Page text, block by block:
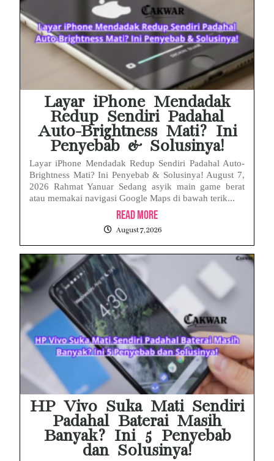
Layar iPhone Mendadak
Redup Sendiri Padahal
Auto-Brightness Mati? Ini
Penyebab & Solusinya!
Layar iPhone Mendadak Redup Sendiri Padahal Auto-
Brightness Mati? Ini Penyebab & Solusinya! August 7,
2026 Rahmat Yanuar Sedang asyik main game berat
atau memakai navigasi Google Maps di bawah terik...
Read More
August 7, 2026
HP Vivo Suka Mati Sendiri
Padahal Baterai Masih
Banyak? Ini 5 Penyebab
dan Solusinya!